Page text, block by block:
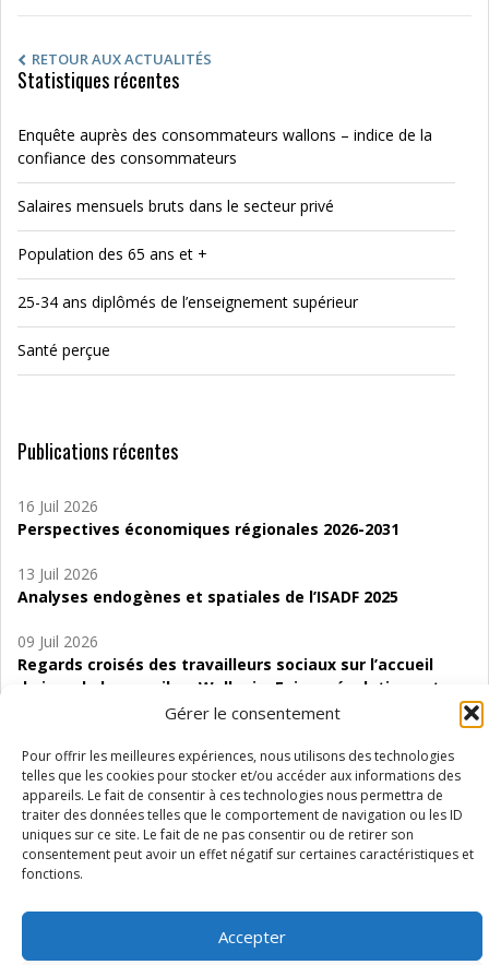
Gérer le consentement
Pour offrir les meilleures expériences, nous utilisons des technologies
telles que les cookies pour stocker et/ou accéder aux informations des
appareils. Le fait de consentir à ces technologies nous permettra de
traiter des données telles que le comportement de navigation ou les ID
uniques sur ce site. Le fait de ne pas consentir ou de retirer son
consentement peut avoir un effet négatif sur certaines caractéristiques et
fonctions.
Accepter
RETOUR AUX ACTUALITÉS
Statistiques récentes
Enquête auprès des consommateurs wallons – indice de la
confiance des consommateurs
Salaires mensuels bruts dans le secteur privé
Population des 65 ans et +
25-34 ans diplômés de l’enseignement supérieur
Santé perçue
Publications récentes
16 Juil 2026
Perspectives économiques régionales 2026-2031
13 Juil 2026
Analyses endogènes et spatiales de l’ISADF 2025
09 Juil 2026
Regards croisés des travailleurs sociaux sur l’accueil
de jour de bas seuil en Wallonie. Enjeux, évolutions et
06 Juil 2026
Étude d’évaluabilité des Structures
d’accompagnement à l’autocréation d’emploi (SAACE)
01 Juil 2026
Pénurie du personnel infirmier :quels indicateurs
Wallonie ?